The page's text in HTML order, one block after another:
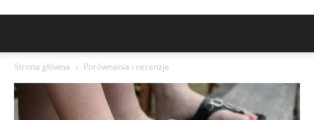
Strona główna Porównania i recenzje